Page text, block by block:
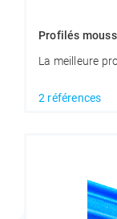
Profilés
La meilleure
2 références